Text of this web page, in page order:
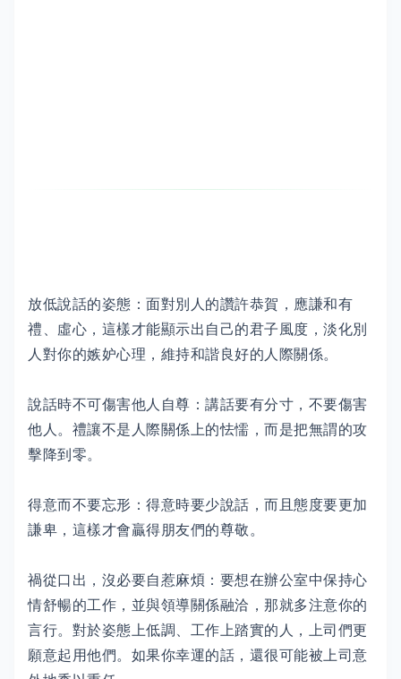
放低說話的姿態：面對別人的讚許恭賀，應謙和有
禮、虛心，這樣才能顯示出自己的君子風度，淡化別
人對你的嫉妒心理，維持和諧良好的人際關係。
說話時不可傷害他人自尊：講話要有分寸，不要傷害
他人。禮讓不是人際關係上的怯懦，而是把無謂的攻
擊降到零。
得意而不要忘形：得意時要少說話，而且態度要更加
謙卑，這樣才會贏得朋友們的尊敬。
禍從口出，沒必要自惹麻煩：要想在辦公室中保持心
情舒暢的工作，並與領導關係融洽，那就多注意你的
言行。對於姿態上低調、工作上踏實的人，上司們更
願意起用他們。如果你幸運的話，還很可能被上司意